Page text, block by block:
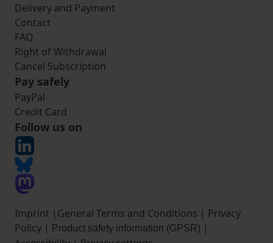
Delivery and Payment
Contact
FAQ
Right of Withdrawal
Cancel Subscription
Pay safely
PayPal
Credit Card
Follow us on
Imprint | General Terms and Conditions | Privacy
Policy | Product safety information (GPSR) |